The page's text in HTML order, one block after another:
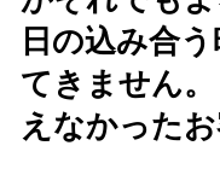
日の込み合
てきません
えなかった